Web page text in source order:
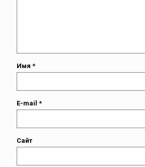
Имя *
E-mail *
Сайт